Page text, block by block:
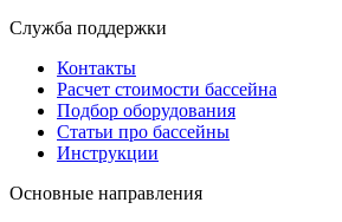
Служба поддержки
Контакты
Расчет стоимости бассейна
Подбор оборудования
Статьи про бассейны
Инструкции
Основные направления